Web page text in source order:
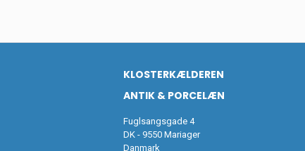
KLOSTERKÆLDEREN
ANTIK & PORCELÆN
Fuglsangsgade 4
DK - 9550 Mariager
Danmark